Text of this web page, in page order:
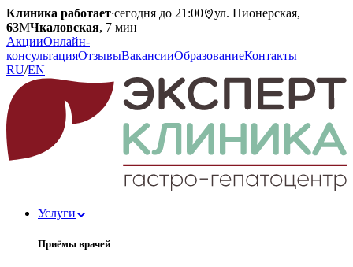
Клиника работает·сегодня до 21:00
ул. Пионерская,
63МЧкаловская, 7 мин
АкцииОнлайн-
консультацияОтзывыВакансииОбразованиеКонтакты
RU/EN
Услуги
Приёмы врачей